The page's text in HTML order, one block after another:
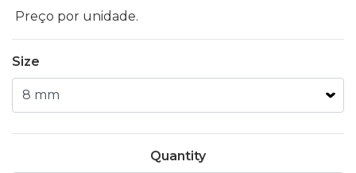
Preço por unidade.
Size
Quantity